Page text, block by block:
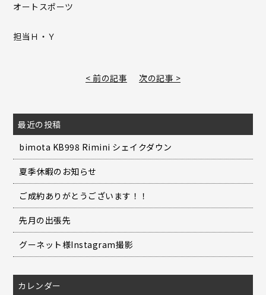
オートスポーツ
担当Ｈ・Ｙ
< 前の記事 次の記事 >
最近の投稿
bimota KB998 Rimini シェイクダウン
夏季休暇のお知らせ
ご成約ありがとうございます！！
先月の出張先
グーネット様Instagram撮影
カレンダー